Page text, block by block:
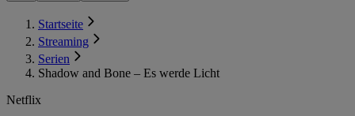
Startseite
Streaming
Serien
Shadow and Bone – Es werde Licht
Netflix